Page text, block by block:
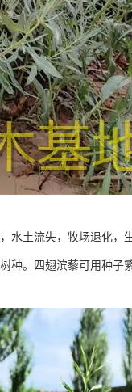
水土流失，牧场退化，
种。四翅滨藜可用种子